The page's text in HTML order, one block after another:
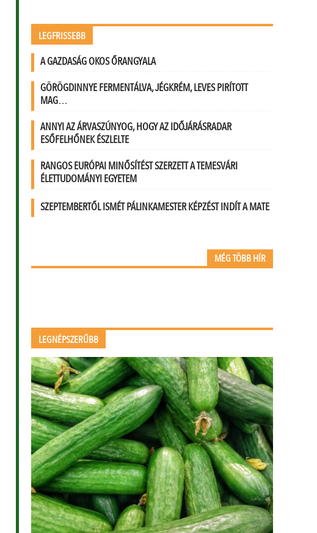
LEGFRISSEBB
A GAZDASÁG OKOS ŐRANGYALA
GÖRÖGDINNYE FERMENTÁLVA, JÉGKRÉM, LEVES PIRÍTOTT
MAG…
ANNYI AZ ÁRVASZÚNYOG, HOGY AZ IDŐJÁRÁSRADAR
ESŐFELHŐNEK ÉSZLELTE
RANGOS EURÓPAI MINŐSÍTÉST SZERZETT A TEMESVÁRI
ÉLETTUDOMÁNYI EGYETEM
SZEPTEMBERTŐL ISMÉT PÁLINKAMESTER KÉPZÉST INDÍT A MATE
MÉG TÖBB HÍR
LEGNÉPSZERŰBB